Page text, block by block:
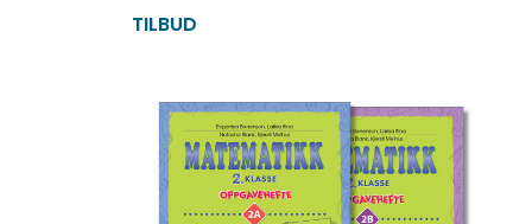
TILBUD